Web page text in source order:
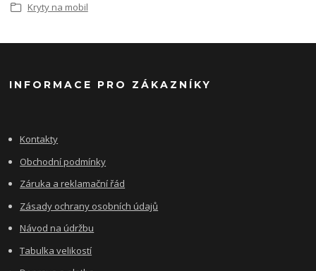
Kryty na mobil
INFORMACE PRO ZÁKAZNÍKY
Kontakty
Obchodní podmínky
Záruka a reklamační řád
Zásady ochrany osobních údajů
Návod na údržbu
Tabulka velikostí